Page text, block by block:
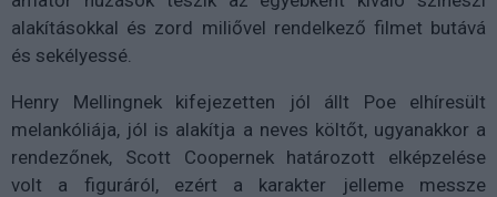
alakításokkal és zord miliővel rendelkező filmet butává
és sekélyessé.
Henry Mellingnek kifejezetten jól állt Poe elhíresült
melankóliája, jól is alakítja a neves költőt, ugyanakkor a
rendezőnek, Scott Coopernek határozott elképzelése
volt a figuráról, ezért a karakter jelleme messze